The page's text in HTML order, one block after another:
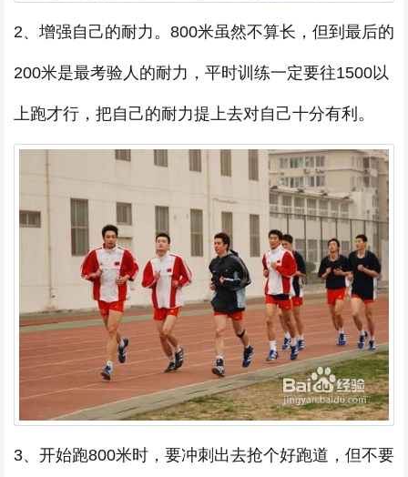
2、增强自己的耐力。800米虽然不算长，但到最后的
200米是最考验人的耐力，平时训练一定要往1500以
上跑才行，把自己的耐力提上去对自己十分有利。
3、开始跑800米时，要冲刺出去抢个好跑道，但不要